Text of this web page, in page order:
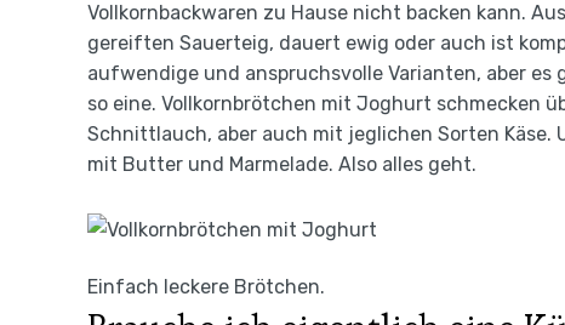
Vollkornbackwaren zu Hause nicht backen kann.
gereiften Sauerteig, dauert ewig oder auch ist
aufwendige und anspruchsvolle Varianten, aber es
so eine. Vollkornbrötchen mit Joghurt schmecken
Schnittlauch, aber auch mit jeglichen Sorten Käse.
mit Butter und Marmelade. Also alles geht.
Einfach leckere Brötchen.